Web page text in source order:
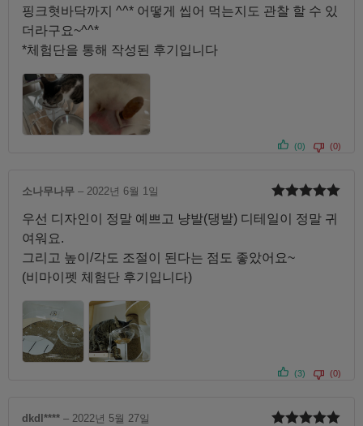
됨
핑크혓바닥까지 ^^* 어떻게 씹어 먹는지도 관찰 할 수 있
더라구요~^^*
*체험단을 통해 작성된 후기입니다
(0) (0)
로 평가됨
소나무나무 – 2022년 6월 1일
우선 디자인이 정말 예쁘고 냥발(댕발) 디테일이 정말 귀
여워요.
그리고 높이/각도 조절이 된다는 점도 좋았어요~
(비마이펫 체험단 후기입니다)
(3) (0)
dkdl**** – 2022년 5월 27일